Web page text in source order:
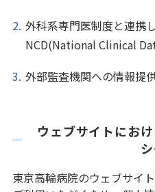
外科系専門医制度と連携
NCD(National Clinical
外部監査機関への情報提
ウェブサイトにお
東京高輪病院のウェブサイ